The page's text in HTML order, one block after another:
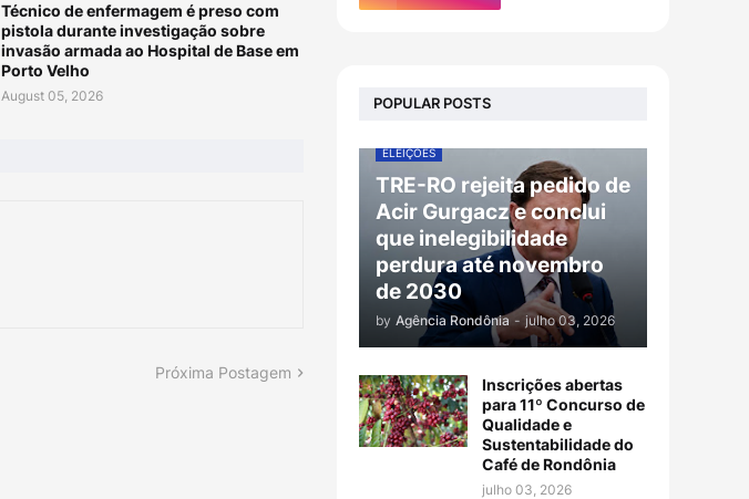
Técnico de enfermagem é preso com
pistola durante investigação sobre
invasão armada ao Hospital de Base em
Porto Velho
August 05, 2026
Próxima Postagem
POPULAR POSTS
ELEIÇÕES
TRE-RO rejeita pedido de
Acir Gurgacz e conclui
que inelegibilidade
perdura até novembro
de 2030
by Agência Rondônia - julho 03, 2026
Inscrições abertas
para 11º Concurso de
Qualidade e
Sustentabilidade do
Café de Rondônia
julho 03, 2026